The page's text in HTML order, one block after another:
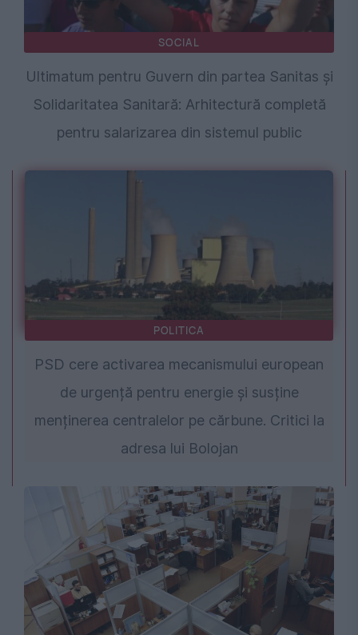
SOCIAL
Ultimatum pentru Guvern din partea Sanitas și
Solidaritatea Sanitară: Arhitectură completă
pentru salarizarea din sistemul public
POLITICA
PSD cere activarea mecanismului european
de urgență pentru energie și susține
menținerea centralelor pe cărbune. Critici la
adresa lui Bolojan